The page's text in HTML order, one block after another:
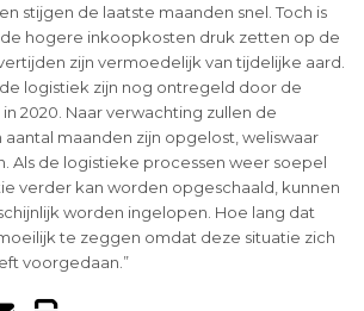
stijgen de laatste maanden snel. Toch is
hogere inkoopkosten druk zetten op de
zijn vermoedelijk van tijdelijke aard.
logistiek zijn nog ontregeld door de
2020. Naar verwachting zullen de
maanden zijn opgelost, weliswaar
Als de logistieke processen weer soepel
verder kan worden opgeschaald, kunnen
worden ingelopen. Hoe lang dat
te zeggen omdat deze situatie zich
voorgedaan.”